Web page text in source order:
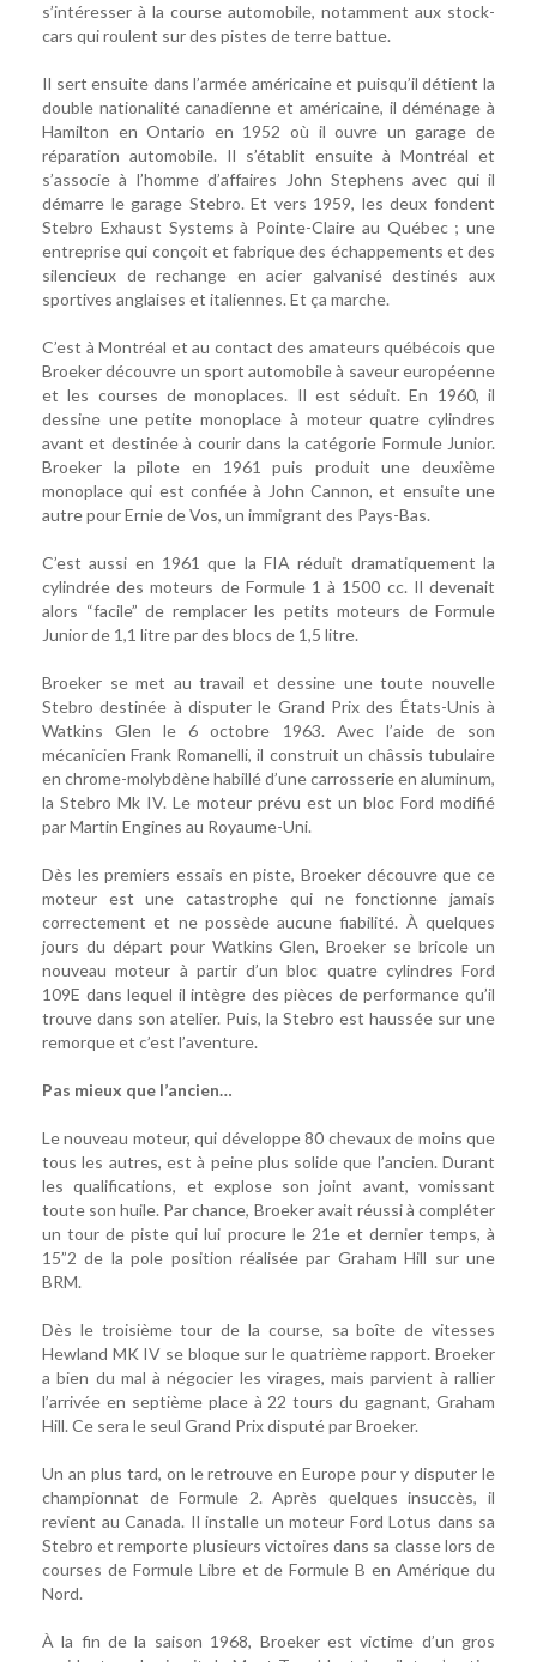
s’intéresser à la course automobile, notamment aux stock-
cars qui roulent sur des pistes de terre battue.
Il sert ensuite dans l’armée américaine et puisqu’il détient la
double nationalité canadienne et américaine, il déménage à
Hamilton en Ontario en 1952 où il ouvre un garage de
réparation automobile. Il s’établit ensuite à Montréal et
s’associe à l’homme d’affaires John Stephens avec qui il
démarre le garage Stebro. Et vers 1959, les deux fondent
Stebro Exhaust Systems à Pointe-Claire au Québec ; une
entreprise qui conçoit et fabrique des échappements et des
silencieux de rechange en acier galvanisé destinés aux
sportives anglaises et italiennes. Et ça marche.
C’est à Montréal et au contact des amateurs québécois que
Broeker découvre un sport automobile à saveur européenne
et les courses de monoplaces. Il est séduit. En 1960, il
dessine une petite monoplace à moteur quatre cylindres
avant et destinée à courir dans la catégorie Formule Junior.
Broeker la pilote en 1961 puis produit une deuxième
monoplace qui est confiée à John Cannon, et ensuite une
autre pour Ernie de Vos, un immigrant des Pays-Bas.
C’est aussi en 1961 que la FIA réduit dramatiquement la
cylindrée des moteurs de Formule 1 à 1500 cc. Il devenait
alors “facile” de remplacer les petits moteurs de Formule
Junior de 1,1 litre par des blocs de 1,5 litre.
Broeker se met au travail et dessine une toute nouvelle
Stebro destinée à disputer le Grand Prix des États-Unis à
Watkins Glen le 6 octobre 1963. Avec l’aide de son
mécanicien Frank Romanelli, il construit un châssis tubulaire
en chrome-molybdène habillé d’une carrosserie en aluminum,
la Stebro Mk IV. Le moteur prévu est un bloc Ford modifié
par Martin Engines au Royaume-Uni.
Dès les premiers essais en piste, Broeker découvre que ce
moteur est une catastrophe qui ne fonctionne jamais
correctement et ne possède aucune fiabilité. À quelques
jours du départ pour Watkins Glen, Broeker se bricole un
nouveau moteur à partir d’un bloc quatre cylindres Ford
109E dans lequel il intègre des pièces de performance qu’il
trouve dans son atelier. Puis, la Stebro est haussée sur une
remorque et c’est l’aventure.
Pas mieux que l’ancien…
Le nouveau moteur, qui développe 80 chevaux de moins que
tous les autres, est à peine plus solide que l’ancien. Durant
les qualifications, et explose son joint avant, vomissant
toute son huile. Par chance, Broeker avait réussi à compléter
un tour de piste qui lui procure le 21e et dernier temps, à
15”2 de la pole position réalisée par Graham Hill sur une
BRM.
Dès le troisième tour de la course, sa boîte de vitesses
Hewland MK IV se bloque sur le quatrième rapport. Broeker
a bien du mal à négocier les virages, mais parvient à rallier
l’arrivée en septième place à 22 tours du gagnant, Graham
Hill. Ce sera le seul Grand Prix disputé par Broeker.
Un an plus tard, on le retrouve en Europe pour y disputer le
championnat de Formule 2. Après quelques insuccès, il
revient au Canada. Il installe un moteur Ford Lotus dans sa
Stebro et remporte plusieurs victoires dans sa classe lors de
courses de Formule Libre et de Formule B en Amérique du
Nord.
À la fin de la saison 1968, Broeker est victime d’un gros